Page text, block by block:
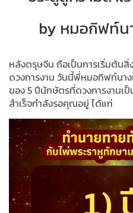
by หมอกิฟท์น
หลังตรุษจีน ถือเป็นการเริ่มต้นสิ่
ดวงการงาน วันนี้พี่หมอกิฟท์นา
ของ 5 ปีนักษัตรที่ดวงการงานเ
สำเร็จกำลังรอคุณอยู่ ได้แก่